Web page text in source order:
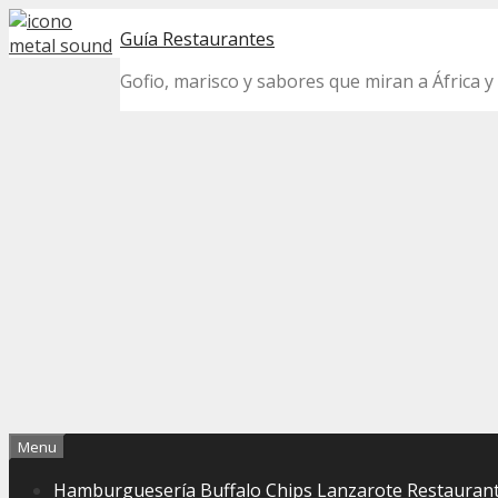
Skip
to
Guía Restaurantes
Gofio, marisco y sabores que miran a África
Menu
Hamburguesería Buffalo Chips Lanzarote